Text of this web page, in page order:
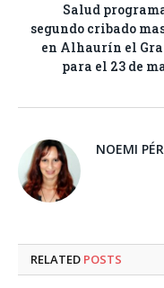
Salud
segundo cribado
en Alhaurín el
para el 23 de
NOEMI
RELATED POSTS